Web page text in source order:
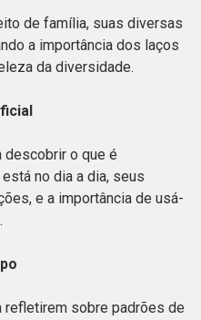
de família, suas diversas
a importância dos laços
da diversidade.
descobrir o que é
no dia a dia, seus
e a importância de usá-
refletirem sobre padrões de